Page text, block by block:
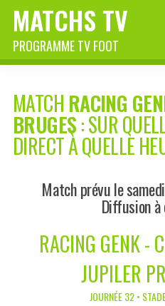
MATCHS TV
PROGRAMME TV FOOT
MATCH RACING
BRUGES: SUR
DIRECT À QUELLE
Match prévu le
Diffusion
RACING GENK -
JUPILER
JOURNÉE 32 •